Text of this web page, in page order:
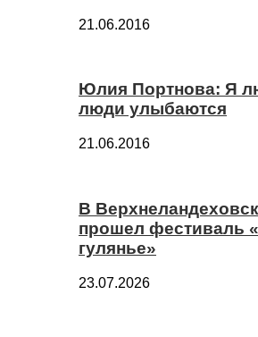
21.06.2016
Юлия Портнова: Я
люди улыбаются
21.06.2016
В
прошел фестиваль
гулянье»
23.07.2026